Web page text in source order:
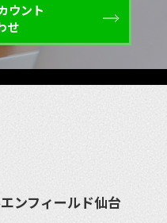
ウント
せ
ンフィールド仙台